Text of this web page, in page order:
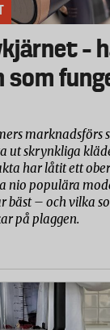
–
som
marknadsförs
ut skrynkliga
har låtit ett
nio populära
bäst – och vilka
på plaggen.